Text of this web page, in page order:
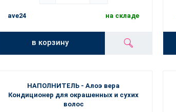
ave24 на складе
в корзину
НАПОЛНИТЕЛЬ - Алоэ вера
Кондиционер для окрашенных и сухих
волос